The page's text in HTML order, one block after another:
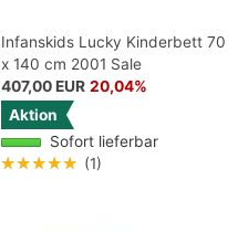
Infanskids Lucky Kinderbett 70
x 140 cm 2001 Sale
407,00 EUR 20,04%
Aktion
Sofort lieferbar
★★★★★ (1)